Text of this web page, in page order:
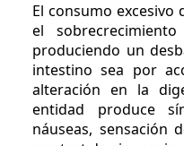
El consumo
el
produciendo un
intestino sea por
alteración en la
entidad produce
náuseas, sensación